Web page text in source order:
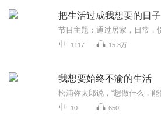
把生活过成我想要的日子
1117 15.3万
我想要始终不渝的生活
10 650